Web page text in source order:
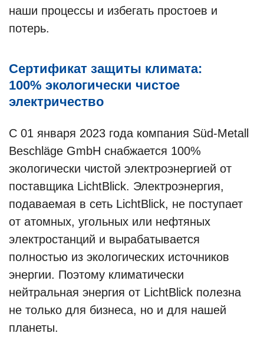
наши процессы и избегать простоев и
потерь.
Сертификат защиты климата:
100% экологически чистое
электричество
С 01 января 2023 года компания Süd-Metall
Beschläge GmbH снабжается 100%
экологически чистой электроэнергией от
поставщика LichtBlick. Электроэнергия,
подаваемая в сеть LichtBlick, не поступает
от атомных, угольных или нефтяных
электростанций и вырабатывается
полностью из экологических источников
энергии. Поэтому климатически
нейтральная энергия от LichtBlick полезна
не только для бизнеса, но и для нашей
планеты.